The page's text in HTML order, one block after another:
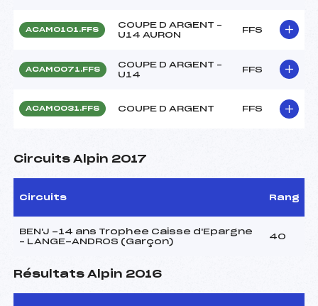
ACAM0101.FFS
COUPE D ARGENT –
U14 AURON
FFS
ACAM0071.FFS
COUPE D ARGENT –
U14
FFS
ACAM0031.FFS COUPE D ARGENT FFS
Circuits Alpin 2017
Circuits Rang
BEN'J -14 ans Trophee Caisse d'Epargne
– LANGE-ANDROS (Garçon)
40
Résultats Alpin 2016